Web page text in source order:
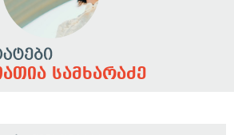
სამხარაძე